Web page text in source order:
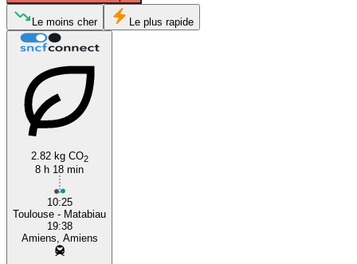
Amiens
Le moins cher Le plus rapide
2.82 kg CO2
8 h 18 min
10:25
Toulouse - Matabiau
19:38
Amiens, Amiens